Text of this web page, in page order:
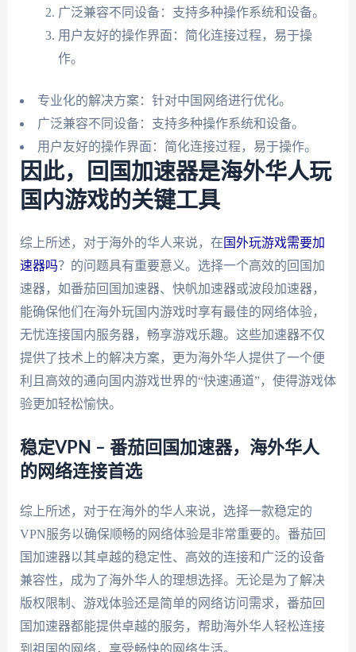
广泛兼容不同设备：支持多种操作系统和设备。
用户友好的操作界面：简化连接过程，易于操
作。
专业化的解决方案：针对中国网络进行优化。
广泛兼容不同设备：支持多种操作系统和设备。
用户友好的操作界面：简化连接过程，易于操作。
因此，回国加速器是海外华人玩
国内游戏的关键工具
综上所述，对于海外的华人来说，在 国外玩游戏需要加
速器吗？的问题具有重要意义。选择一个高效的回国加
速器，如番茄回国加速器、快帆加速器或波段加速器，
能确保他们在海外玩国内游戏时享有最佳的网络体验，
无忧连接国内服务器，畅享游戏乐趣。这些加速器不仅
提供了技术上的解决方案，更为海外华人提供了一个便
利且高效的通向国内游戏世界的“快速通道”，使得游戏体
验更加轻松愉快。
稳定VPN – 番茄回国加速器，海外华人
的网络连接首选
综上所述，对于在海外的华人来说，选择一款稳定的
VPN服务以确保顺畅的网络体验是非常重要的。番茄回
国加速器以其卓越的稳定性、高效的连接和广泛的设备
兼容性，成为了海外华人的理想选择。无论是为了解决
版权限制、游戏体验还是简单的网络访问需求，番茄回
国加速器都能提供卓越的服务，帮助海外华人轻松连接
到祖国的网络，享受畅快的网络生活。